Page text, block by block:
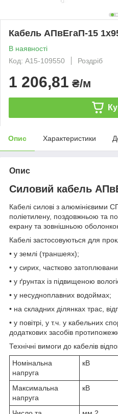
Кабель АПвЕгаП-15
В наявності
Код: А15-109550
Роздріб
1 206,81 ₴/м
Опис Характеристики
Опис
Силовий кабель
Кабелі силові з алюмінієвими
поліетилену, поздовжньою та
екрану та зовнішньою
Кабелі застосовуються для
• у землі (траншеях);
• у сирих, частково
• у ґрунтах із підвищеною
• у несудноплавних водоймах;
• на складних ділянках трас,
• у повітрі, у т.ч. у кабельних
додаткових засобів
Технічні вимоги до кабелів
Номінальна
напруга
кВ
Максимальна
напруга
кВ